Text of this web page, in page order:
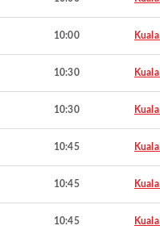
10:00
10:30
10:30
10:45
10:45
10:45